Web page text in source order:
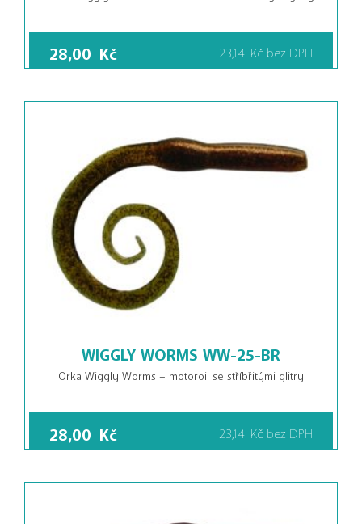
28,00 Kč 23,14 Kč bez DPH
WIGGLY WORMS WW-25-BR
Orka Wiggly Worms – motoroil se stříbřitými glitry
28,00 Kč 23,14 Kč bez DPH